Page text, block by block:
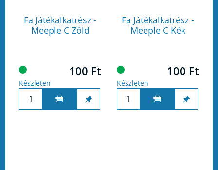
Fa Játékalkatrész -
Meeple C Zöld
100 Ft
Készleten
Fa Játékalkatrész -
Meeple C Kék
100 Ft
Készleten